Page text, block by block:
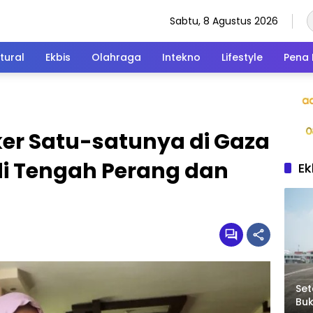
Sabtu, 8 Agustus 2026
Ekbis Olahraga Intekno Lifestyle Pena
Satu-satunya di Gaza
Tengah Perang dan